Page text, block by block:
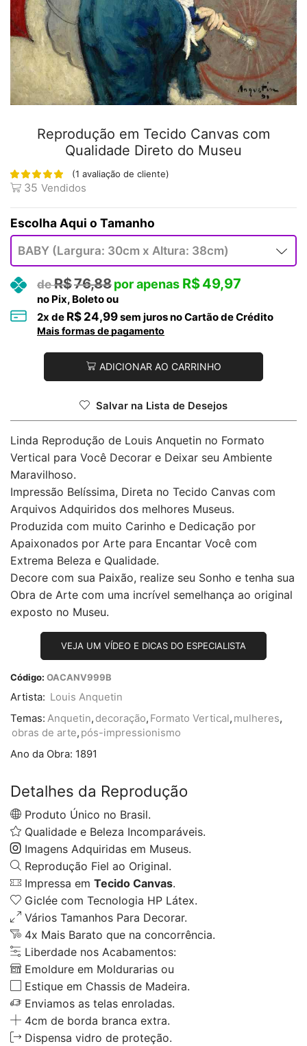
Reprodução em Tecido Canvas com
Qualidade Direto do Museu
(1 avaliação de cliente)
35 Vendidos
Tamanho
R$76,88 R$49,97
no Pix, Boleto ou
2x de R$ 24,99sem juros no Cartão de Crédito
Mais formas de pagamento
ADICIONAR AO CARRINHO
Salvar na Lista de Desejos
Linda Reprodução de Louis Anquetin no Formato
Vertical para Você Decorar e Deixar seu Ambiente
Maravilhoso.
Impressão Belíssima, Direta no Tecido Canvas com
Arquivos Adquiridos dos melhores Museus.
Produzida com muito Carinho e Dedicação por
Apaixonados por Arte para Encantar Você com
Extrema Beleza e Qualidade.
Decore com sua Paixão, realize seu Sonho e tenha sua
Obra de Arte com uma incrível semelhança ao original
exposto no Museu.
VEJA UM VÍDEO E DICAS DO ESPECIALISTA
Código: OACANV999B
Artista: Louis Anquetin
Temas: Anquetin, decoração, Formato Vertical, mulheres,
obras de arte, pós-impressionismo
Ano da Obra: 1891
Detalhes da Reprodução
Produto Único no Brasil.
Qualidade e Beleza Incomparáveis.
Imagens Adquiridas em Museus.
Reprodução Fiel ao Original.
Impressa em Tecido Canvas.
Giclée com Tecnologia HP Látex.
Vários Tamanhos Para Decorar.
4x Mais Barato que na concorrência.
Liberdade nos Acabamentos:
Emoldure em Moldurarias ou
Estique em Chassis de Madeira.
Enviamos as telas enroladas.
4cm de borda branca extra.
Dispensa vidro de proteção.